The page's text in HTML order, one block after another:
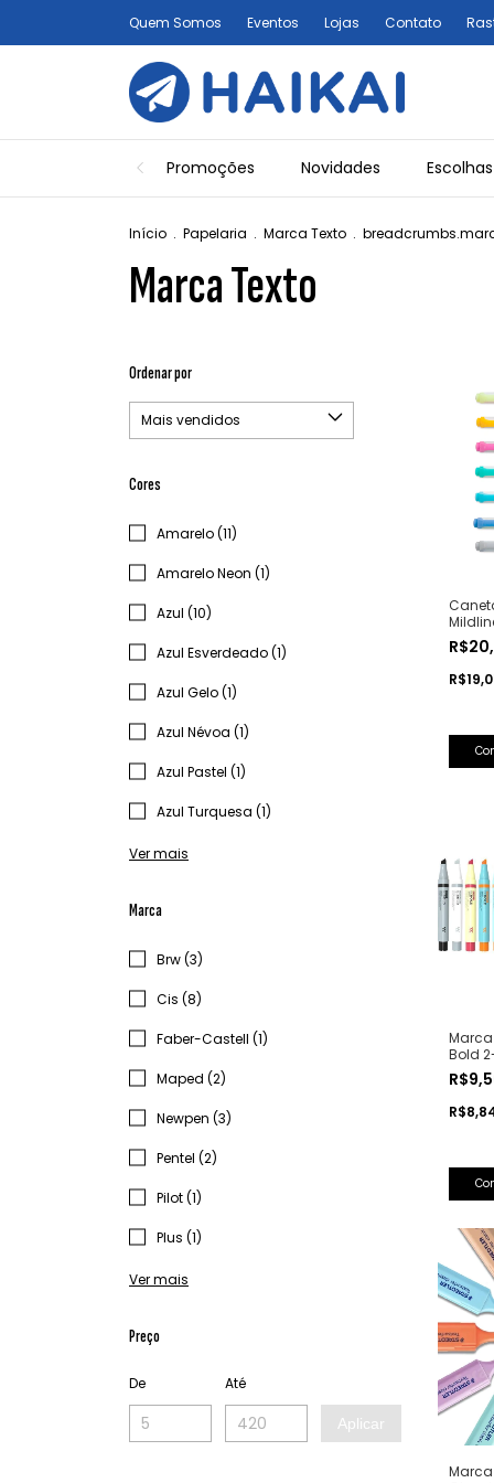
Quem Somos Eventos Lojas Contato
Promoções Novidades
Início . Papelaria . Marca Texto .
Marca Texto
Ordenar por
Cores
Amarelo (11)
Amarelo Neon (1)
Azul (10)
Azul Esverdeado (1)
Azul Gelo (1)
Azul Névoa (1)
Azul Pastel (1)
Azul Turquesa (1)
Ver mais
Marca
Brw (3)
Cis (8)
Faber-Castell (1)
Maped (2)
Newpen (3)
Pentel (2)
Pilot (1)
Plus (1)
Ver mais
Preço
De Até
Aplicar
Marca
Bold
Marca